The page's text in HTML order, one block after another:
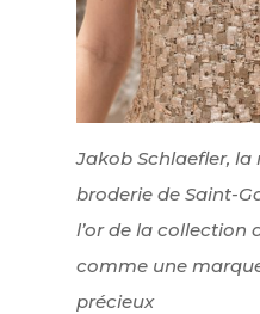
Jakob Schlaefler,
broderie de Saint-
l’or de la collection
comme une
précieux